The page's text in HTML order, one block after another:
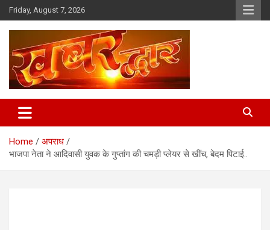
Skip
to
content
Friday, August 7, 2026
Khabar Dwar
Home
अपराध
भाजपा नेता ने आदिवासी युवक के गुप्तांग की चमड़ी प्लेयर से खींच, बेदम पिटाई..